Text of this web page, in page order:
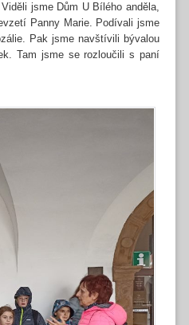
jsme Dům U Bílého anděla,
Panny Marie. Podívali jsme
Pak jsme navštívili bývalou
Tam jsme se rozloučili s paní